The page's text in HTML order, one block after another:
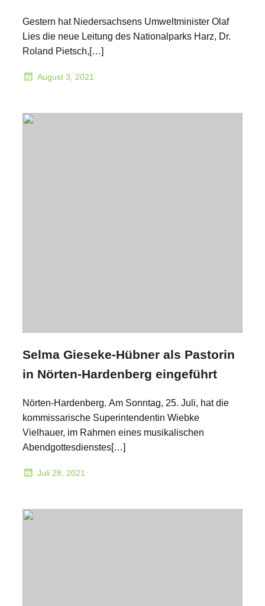
Gestern hat Niedersachsens Umweltminister Olaf
Lies die neue Leitung des Nationalparks Harz, Dr.
Roland Pietsch,[…]
August 3, 2021
Selma Gieseke-Hübner als Pastorin
in Nörten-Hardenberg eingeführt
Nörten-Hardenberg. Am Sonntag, 25. Juli, hat die
kommissarische Superintendentin Wiebke
Vielhauer, im Rahmen eines musikalischen
Abendgottesdienstes[…]
Juli 28, 2021